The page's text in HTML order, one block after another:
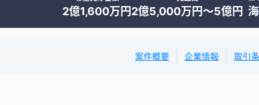
2億1,600万円2億5,000万円〜5億円
案件概要 企業情報 取引